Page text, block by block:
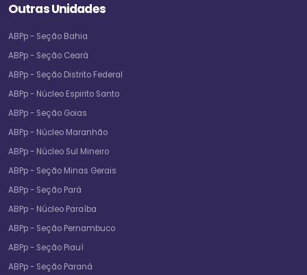
Outras Unidades
ABPp - Seção Bahia
ABPp - Seção Ceará
ABPp - Seção Distrito Federal
ABPp - Núcleo Espirito Santo
ABPp - Seção Goias
ABPp - Núcleo Maranhão
ABPp - Núcleo Sul Mineiro
ABPp - Seção Minas Gerais
ABPp - Seção Pará
ABPp - Núcleo Paraíba
ABPp - Seção Pernambuco
ABPp - Seção Piauí
ABPp - Seção Paraná